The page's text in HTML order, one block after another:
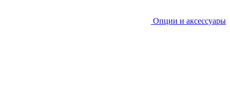
Опции и аксессуары